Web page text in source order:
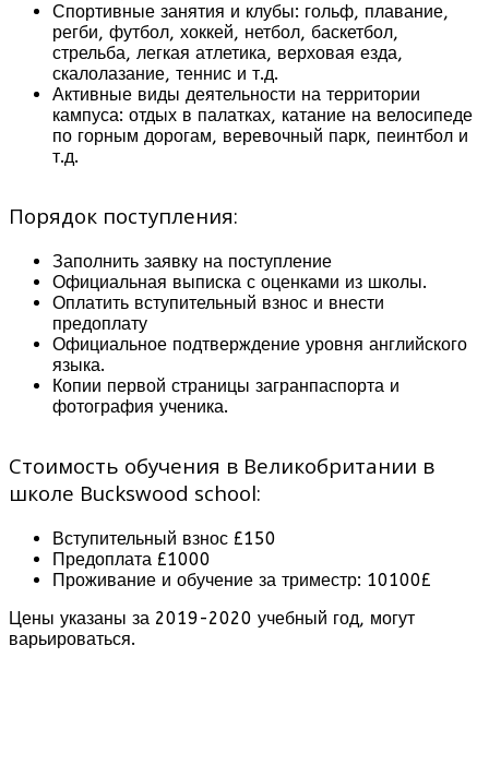
Спортивные занятия и клубы: гольф, плавание,
регби, футбол, хоккей, нетбол, баскетбол,
стрельба, легкая атлетика, верховая езда,
скалолазание, теннис и т.д.
Активные виды деятельности на территории
кампуса: отдых в палатках, катание на велосипеде
по горным дорогам, веревочный парк, пеинтбол и
т.д.
Порядок поступления:
Заполнить заявку на поступление
Официальная выписка с оценками из школы.
Оплатить вступительный взнос и внести
предоплату
Официальное подтверждение уровня английского
языка.
Копии первой страницы загранпаспорта и
фотография ученика.
Стоимость обучения в Великобритании в
школе Buckswood school:
Вступительный взнос £150
Предоплата £1000
Проживание и обучение за триместр: 10100£
Цены указаны за 2019-2020 учебный год, могут
варьироваться.